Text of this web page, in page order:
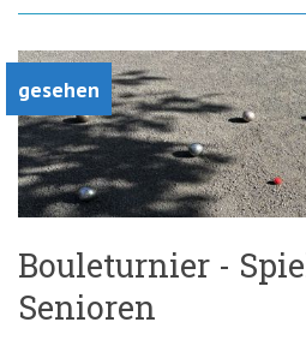
gesehen
Bouleturnier -
Senioren